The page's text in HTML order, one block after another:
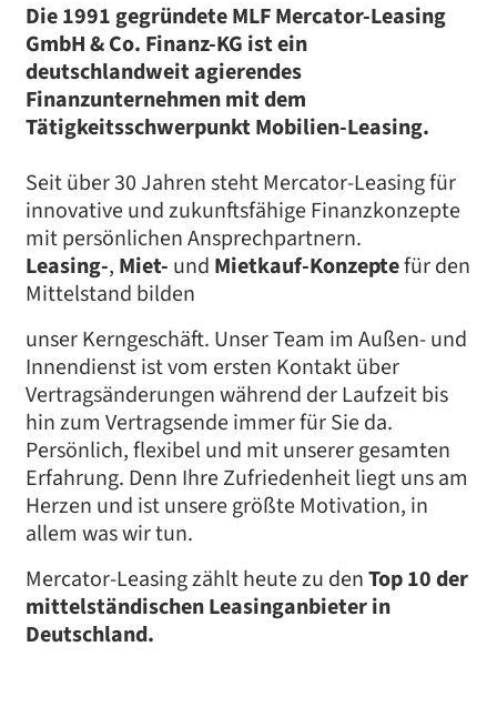
Die 1991 gegründete MLF Mercator-Leasing
GmbH & Co. Finanz-KG ist ein
deutschlandweit agierendes
Finanzunternehmen mit dem
Tätigkeitsschwerpunkt Mobilien-Leasing.
Seit über 30 Jahren steht Mercator-Leasing für
innovative und zukunftsfähige Finanzkonzepte
mit persönlichen Ansprechpartnern.
Leasing-, Miet- und Mietkauf-Konzeptefür den
Mittelstand bilden
unser Kerngeschäft. Unser Team im Außen- und
Innendienst ist vom ersten Kontakt über
Vertragsänderungen während der Laufzeit bis
hin zum Vertragsende immer für Sie da.
Persönlich, flexibel und mit unserer gesamten
Erfahrung. Denn Ihre Zufriedenheit liegt uns am
Herzen und ist unsere größte Motivation, in
allem was wir tun.
Mercator-Leasing zählt heute zu denTop 10 der
mittelständischen Leasinganbieter in
Deutschland.